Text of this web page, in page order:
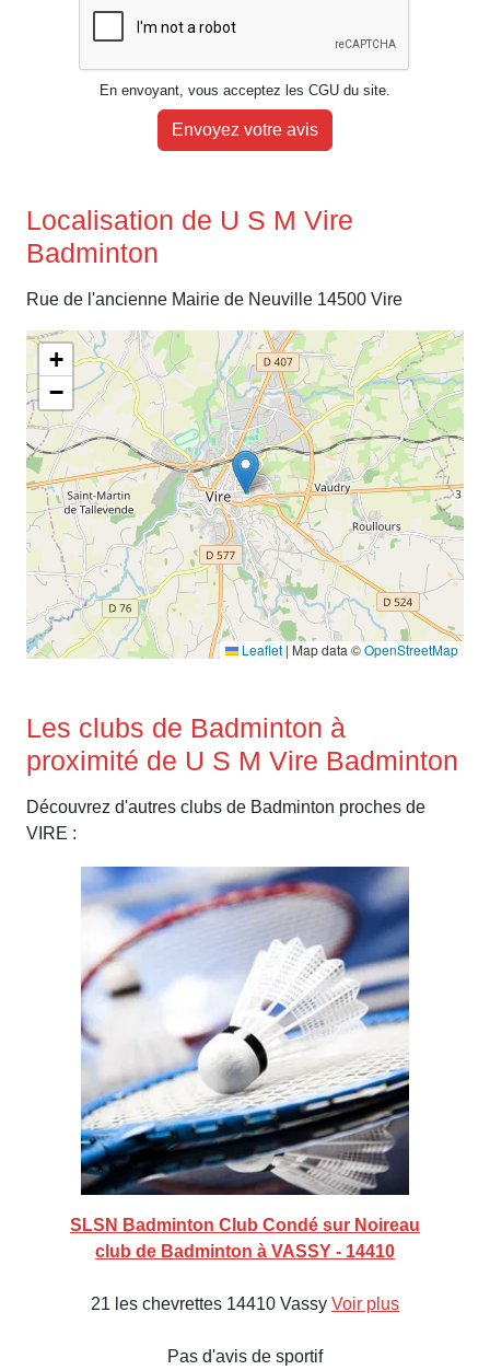
En envoyant, vous acceptez les CGU du site.
Envoyez votre avis
Localisation de U S M Vire
Badminton
Rue de l'ancienne Mairie de Neuville 14500 Vire
+
−
Leaflet | Map data ©OpenStreetMap
Les clubs de Badminton à
proximité de U S M Vire Badminton
Découvrez d'autres clubs de Badminton proches de
VIRE :
SLSN Badminton Club Condé sur Noireau
club de Badminton à VASSY - 14410
21 les chevrettes 14410 Vassy Voir plus
Pas d'avis de sportif